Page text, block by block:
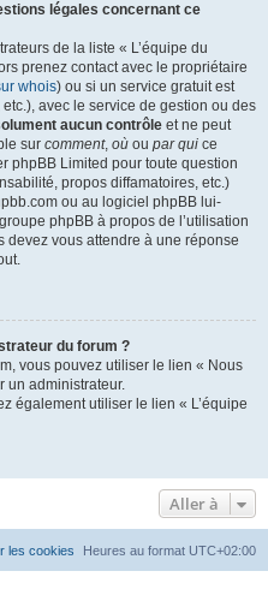
légales concernant ce
de la liste « L’équipe du
prenez contact avec le propriétaire
whois) ou si un service gratuit est
avec le service de gestion ou des
aucun contrôle et ne peut
sur comment, où ou par qui ce
phpBB Limited pour toute question
propos diffamatoires, etc.)
ou au logiciel phpBB lui-
phpBB à propos de l’utilisation
devez vous attendre à une réponse
du forum ?
vous pouvez utiliser le lien « Nous
un administrateur.
également utiliser le lien « L’équipe
Aller à
Heures au format UTC+02:00
les cookies